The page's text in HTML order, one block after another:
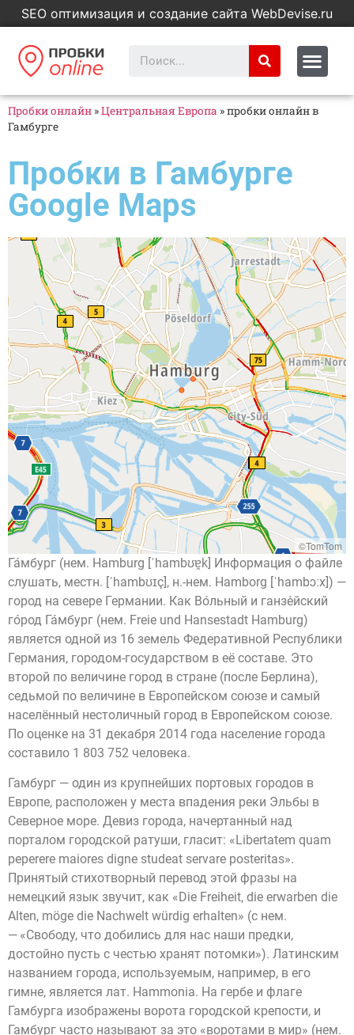
SEO оптимизация и создание сайта WebDevise.ru
Пробки онлайн »Центральная Европа »пробки онлайн в
Гамбурге
Пробки в Гамбурге
Google Maps
©TomTom
Га́мбург (нем. Hamburg [ˈhambʊɐ̯k] Информация о файле
слушать, местн. [ˈhambʊɪç], н.-нем. Hamborg [ˈhambɔːx]) —
город на севере Германии. Как Во́льный и ганзе́йский
го́род Га́мбург (нем. Freie und Hansestadt Hamburg)
является одной из 16 земель Федеративной Республики
Германия, городом-государством в её составе. Это
второй по величине город в стране (после Берлина),
седьмой по величине в Европейском союзе и самый
населённый нестоличный город в Европейском союзе.
По оценке на 31 декабря 2014 года население города
составило 1 803 752 человека.
Гамбург — один из крупнейших портовых городов в
Европе, расположен у места впадения реки Эльбы в
Северное море. Девиз города, начертанный над
порталом городской ратуши, гласит: «Libertatem quam
peperere maiores digne studeat servare posteritas».
Принятый стихотворный перевод этой фразы на
немецкий язык звучит, как «Die Freiheit, die erwarben die
Alten, möge die Nachwelt würdig erhalten» (с нем.
— «Свободу, что добились для нас наши предки,
достойно пусть с честью хранят потомки»). Латинским
названием города, используемым, например, в его
гимне, является лат. Hammonia. На гербе и флаге
Гамбурга изображены ворота городской крепости, и
Гамбург часто называют за это «воротами в мир» (нем.